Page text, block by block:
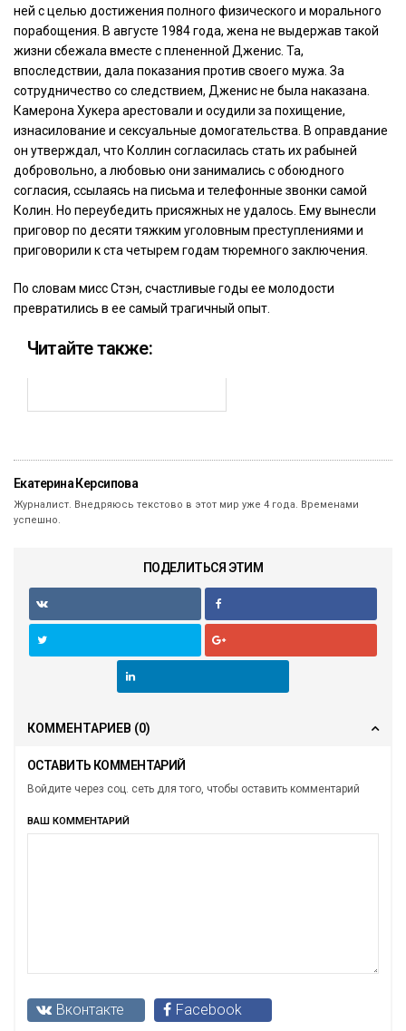
ней с целью достижения полного физического и морального
порабощения. В августе 1984 года, жена не выдержав такой
жизни сбежала вместе с плененной Дженис. Та,
впоследствии, дала показания против своего мужа. За
сотрудничество со следствием, Дженис не была наказана.
Камерона Хукера арестовали и осудили за похищение,
изнасилование и сексуальные домогательства. В оправдание
он утверждал, что Коллин согласилась стать их рабыней
добровольно, а любовью они занимались с обоюдного
согласия, ссылаясь на письма и телефонные звонки самой
Колин. Но переубедить присяжных не удалось. Ему вынесли
приговор по десяти тяжким уголовным преступлениями и
приговорили к ста четырем годам тюремного заключения.
По словам мисс Стэн, счастливые годы ее молодости
превратились в ее самый трагичный опыт.
Читайте также:
Екатерина Керсипова
Журналист. Внедряюсь текстово в этот мир уже 4 года. Временами
успешно.
ПОДЕЛИТЬСЯ ЭТИМ
КОММЕНТАРИЕВ (0)
ОСТАВИТЬ КОММЕНТАРИЙ
Войдите через соц. сеть для того, чтобы оставить комментарий
ВАШ КОММЕНТАРИЙ
Вконтакте Facebook